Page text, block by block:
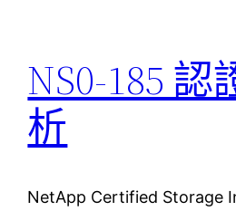
NS0-185
析
NetApp Certified Storage